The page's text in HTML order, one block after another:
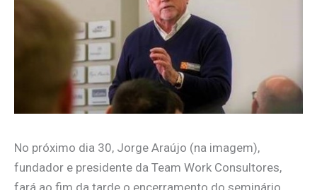
No próximo dia 30, Jorge Araújo (na imagem),
fundador e presidente da Team Work Consultores,
fará ao fim da tarde o encerramento do seminário